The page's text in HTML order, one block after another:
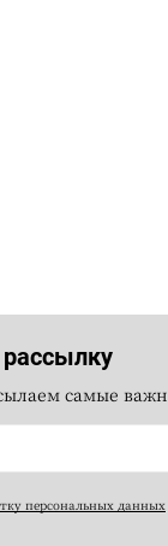
самые
персональных данных